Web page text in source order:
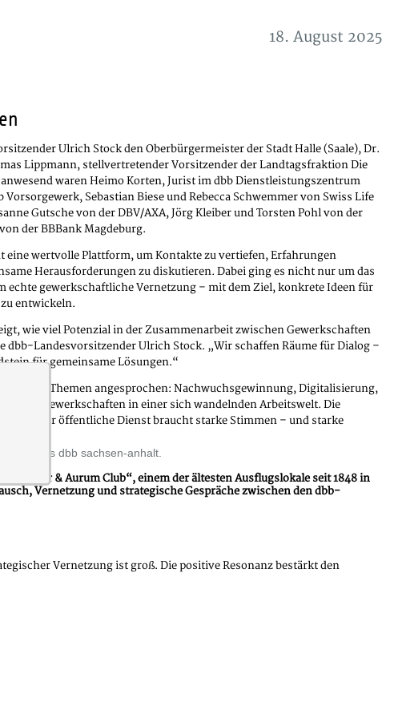
18. August 2025
des dbb sachsen-anhalt.
& Aurum Club“, einem der ältesten Ausflugslokale seit 1848 in
Vernetzung und strategische Gespräche zwischen den dbb-
Ulrich Stock den Oberbürgermeister der Stadt Halle (Saale), Dr.
Lippmann, stellvertretender Vorsitzender der Landtagsfraktion Die
waren Heimo Korten, Jurist im dbb Dienstleistungszentrum
Vorsorgewerk, Sebastian Biese und Rebecca Schwemmer von Swiss Life
Gutsche von der DBV/AXA, Jörg Kleiber und Torsten Pohl von der
der BBBank Magdeburg.
eine wertvolle Plattform, um Kontakte zu vertiefen, Erfahrungen
Herausforderungen zu diskutieren. Dabei ging es nicht nur um das
echte gewerkschaftliche Vernetzung – mit dem Ziel, konkrete Ideen für
entwickeln.
wie viel Potenzial in der Zusammenarbeit zwischen Gewerkschaften
dbb-Landesvorsitzender Ulrich Stock. „Wir schaffen Räume für Dialog –
für gemeinsame Lösungen.“
zentrale Themen angesprochen: Nachwuchsgewinnung, Digitalisierung,
der Gewerkschaften in einer sich wandelnden Arbeitswelt. Die
einig: Der öffentliche Dienst braucht starke Stimmen – und starke
Vernetzung ist groß. Die positive Resonanz bestärkt den